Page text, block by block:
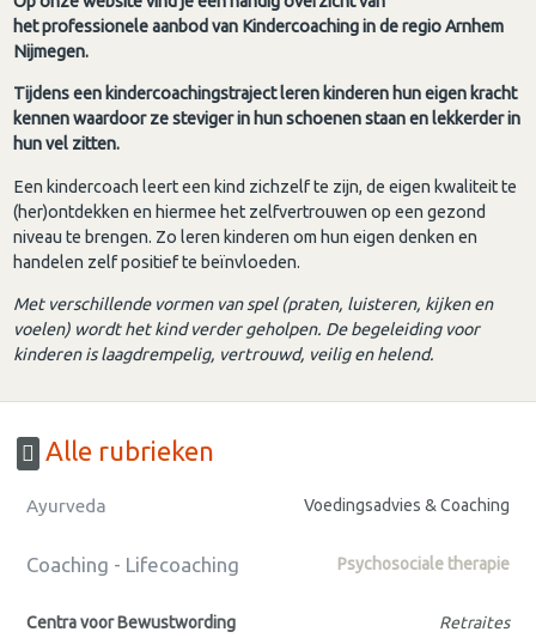
het professionele aanbod van Kindercoaching in de regio Arnhem
Nijmegen.
Tijdens een kindercoachingstraject leren kinderen hun eigen kracht
kennen waardoor ze steviger in hun schoenen staan en lekkerder in
hun vel zitten.
Een kindercoach leert een kind zichzelf te zijn, de eigen kwaliteit te
(her)ontdekken en hiermee het zelfvertrouwen op een gezond
niveau te brengen. Zo leren kinderen om hun eigen denken en
handelen zelf positief te beïnvloeden.
Met verschillende vormen van spel (praten, luisteren, kijken en
voelen) wordt het kind verder geholpen. De begeleiding voor
kinderen is laagdrempelig, vertrouwd, veilig en helend.
Alle rubrieken
Ayurveda Voedingsadvies & Coaching
Coaching - Lifecoaching Psychosociale therapie
Centra voor Bewustwording Retraites